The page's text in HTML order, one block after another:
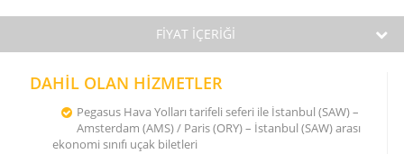
FİYAT İÇERİĞİ
DAHİL OLAN HİZMETLER
Pegasus Hava Yolları tarifeli seferi ile İstanbul (SAW) –
Amsterdam (AMS) / Paris (ORY) – İstanbul (SAW) arası
ekonomi sınıfı uçak biletleri